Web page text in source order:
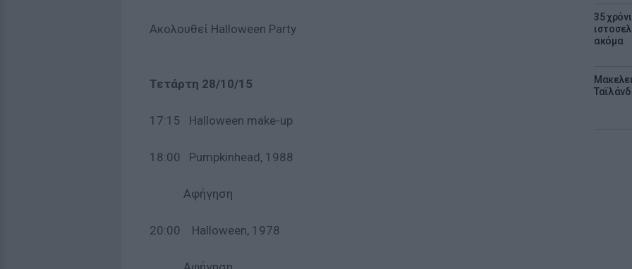
35
ακόμα
Ακολουθεί Halloween Party
Τετάρτη 28/10/15
17:15 Halloween make-up
18:00 Pumpkinhead, 1988
Αφήγηση
20:00 Halloween, 1978